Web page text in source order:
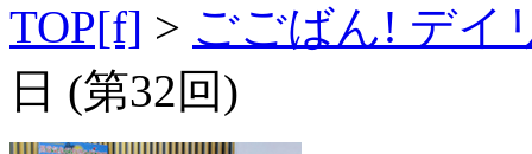
TOP[f] > ごごばん! デイ
日 (第32回)